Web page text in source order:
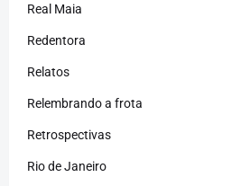
Real Maia
Redentora
Relatos
Relembrando a frota
Retrospectivas
Rio de Janeiro